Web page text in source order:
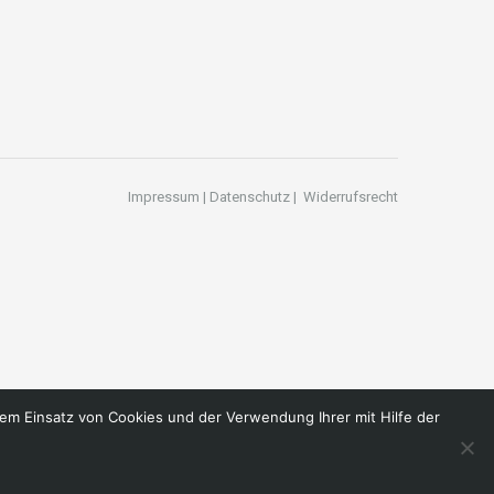
Impressum | Datenschutz | Widerrufsrecht
Einsatz von Cookies und der Verwendung Ihrer mit Hilfe der